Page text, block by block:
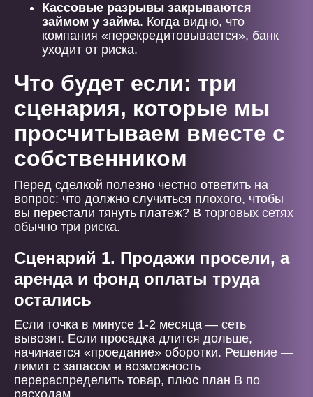
Кассовые разрывы закрываются
займом у займа. Когда видно, что
компания «перекредитовывается», банк
уходит от риска.
Что будет если: три
сценария, которые мы
просчитываем вместе с
собственником
Перед сделкой полезно честно ответить на
вопрос: что должно случиться плохого, чтобы
вы перестали тянуть платеж? В торговых сетях
обычно три риска.
Сценарий 1. Продажи просели, а
аренда и фонд оплаты труда
остались
Если точка в минусе 1-2 месяца — сеть
вывозит. Если просадка длится дольше,
начинается «проедание» оборотки. Решение —
лимит с запасом и возможность
перераспределить товар, плюс план B по